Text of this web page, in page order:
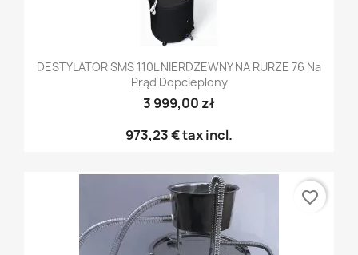
DESTYLATOR SMS 110L NIERDZEWNY NA RURZE 76 Na
Prąd Dopcieplony
3 999,00 zł
973,23 €tax incl.
favorite_border